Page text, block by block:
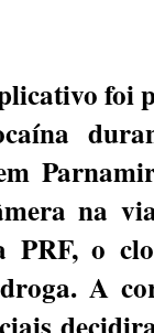
foi
na
PRF, o
A